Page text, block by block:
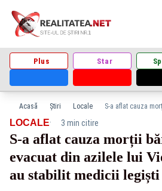
Plus Star
Acasă Știri Locale
LOCALE· 3 min citire
S-a aflat cauza morții
evacuat din azilele lui
au stabilit medicii legiști